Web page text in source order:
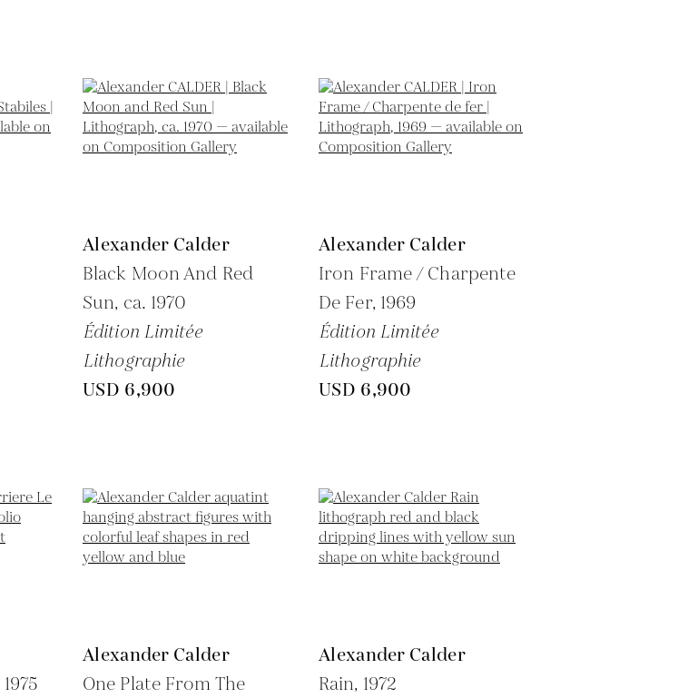
Alexander Calder
Black Moon And Red
Sun, ca. 1970
Édition Limitée
Lithographie
USD 6,900
Alexander Calder
Iron Frame / Charpente
De Fer, 1969
Édition Limitée
Lithographie
USD 6,900
1975
Alexander Calder
One Plate From The
Alexander Calder
Rain, 1972